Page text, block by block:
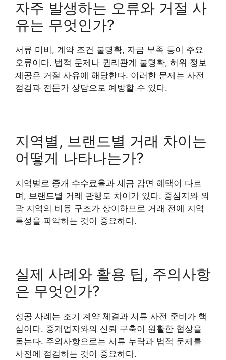
자주 발생하는 오류와 거절 사
유는 무엇인가?
서류 미비, 계약 조건 불명확, 자금 부족 등이 주요
오류이다. 법적 문제나 권리관계 불명확, 허위 정보
제공은 거절 사유에 해당한다. 이러한 문제는 사전
점검과 전문가 상담으로 예방할 수 있다.
지역별, 브랜드별 거래 차이는
어떻게 나타나는가?
지역별로 중개 수수료율과 세금 감면 혜택이 다르
며, 브랜드별 거래 관행도 차이가 있다. 중심지와 외
곽 지역의 비용 구조가 상이하므로 거래 전에 지역
특성을 파악하는 것이 중요하다.
실제 사례와 활용 팁, 주의사항
은 무엇인가?
성공 사례는 조기 계약 체결과 서류 사전 준비가 핵
심이다. 중개업자와의 신뢰 구축이 원활한 협상을
돕는다. 주의사항으로는 서류 누락과 법적 문제를
사전에 점검하는 것이 중요하다.